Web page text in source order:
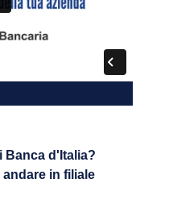
Banca d'Italia?
in filiale